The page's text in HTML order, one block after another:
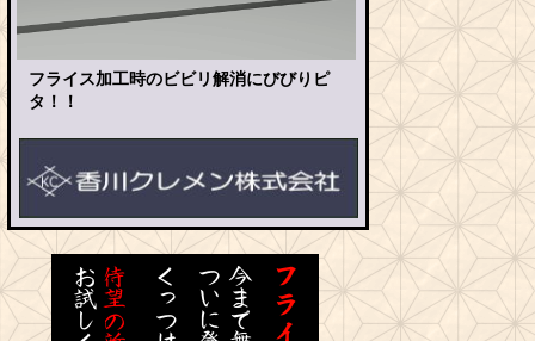
フライス加工時のビビリ解消にびびりピ
タ！！